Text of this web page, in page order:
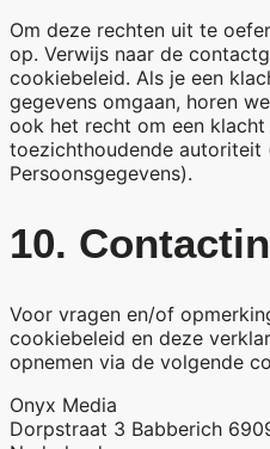
Om deze rechten uit te
op. Verwijs naar de
cookiebeleid. Als je een
gegevens omgaan, horen
ook het recht om een
toezichthoudende autoriteit
Persoonsgegevens).
10.
Voor vragen en/of
cookiebeleid en deze
opnemen via de volgende
Onyx Media
Dorpstraat 3 Babberich